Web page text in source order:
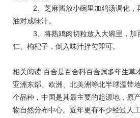
2、芝麻酱放小碗里加鸡汤调化，
油对成味汁。
3、将熟鸡肉切粒放入大碗里，加
仁、枸杞子，倒入味汁拌匀即可。
相关阅读:百合是百合科百合属多年生草
亚洲东部、欧洲、北美洲等北半球温带
个品种，中国是其最主要的起源地，原
物自然分布中心。近年更有不少经过人